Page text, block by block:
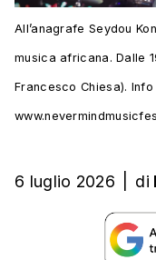
All’anagrafe Seydou
musica africana. Dalle
Francesco Chiesa). Info
6 luglio 2026 di